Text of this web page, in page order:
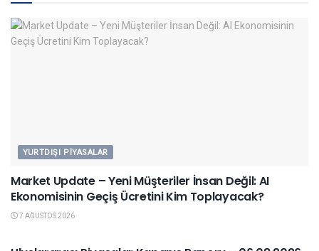
YURTDIŞI PIYASALAR
Market Update – Yeni Müşteriler İnsan Değil: AI
Ekonomisinin Geçiş Ücretini Kim Toplayacak?
7 AĞUSTOS 2026